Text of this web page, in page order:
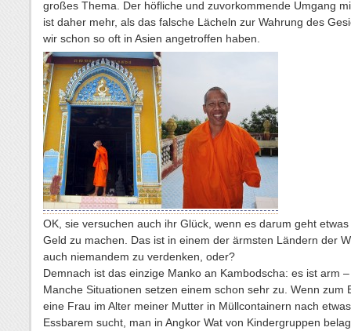
großes Thema. Der höfliche und zuvorkommende Umgang
ist daher mehr, als das falsche Lächeln zur Wahrung des
wir schon so oft in Asien angetroffen haben.
OK, sie versuchen auch ihr Glück, wenn es darum geht
Geld zu machen. Das ist in einem der ärmsten Ländern der
auch niemandem zu verdenken, oder?
Demnach ist das einzige Manko an Kambodscha: es ist arm
Manche Situationen setzen einem schon sehr zu. Wenn zum
eine Frau im Alter meiner Mutter in Müllcontainern nach etwas
Essbarem sucht, man in Angkor Wat von Kindergruppen